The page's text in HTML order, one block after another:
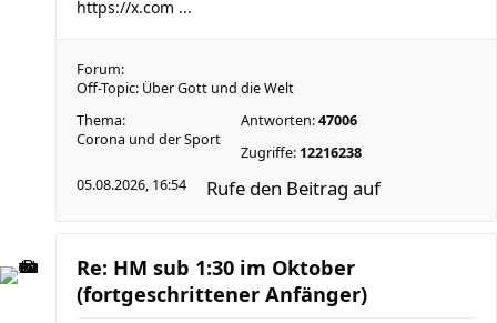
https://x.com ...
Forum:
Off-Topic: Über Gott und die Welt
Thema:
Corona und der Sport
Antworten:47006
Zugriffe: 12216238
05.08.2026, 16:54
Rufe den Beitrag auf
Re: HM sub 1:30 im Oktober
(fortgeschrittener Anfänger)